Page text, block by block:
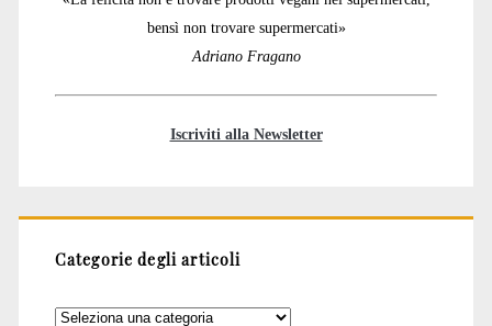
bensì non trovare supermercati»
Adriano Fragano
Iscriviti alla Newsletter
Categorie degli articoli
Categorie